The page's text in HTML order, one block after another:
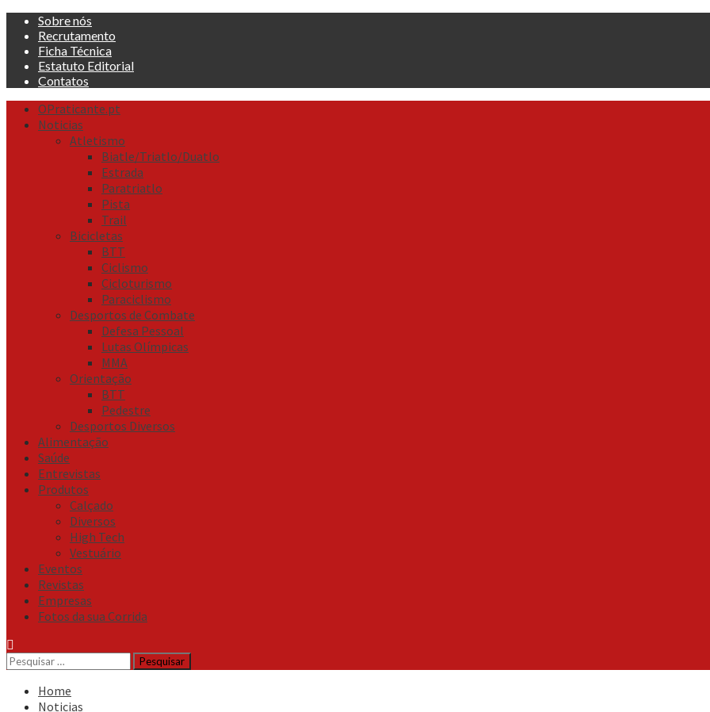
Skip
content
Sobre nós
Recrutamento
Ficha Técnica
Estatuto Editorial
Contatos
Primary
Menu
OPraticante.pt
Noticias
Atletismo
Biatle/Triatlo/Duatlo
Estrada
Paratriatlo
Pista
Trail
Bicicletas
BTT
Ciclismo
Cicloturismo
Paraciclismo
Desportos de Combate
Defesa Pessoal
Lutas Olímpicas
MMA
Orientação
BTT
Pedestre
Desportos Diversos
Alimentação
Saúde
Entrevistas
Produtos
Calçado
Diversos
High Tech
Vestuário
Eventos
Revistas
Empresas
Fotos da sua Corrida
Pesquisar
por:
Home
Noticias